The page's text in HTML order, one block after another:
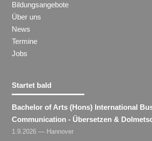
Bildungsangebote
Über uns
News
Termine
Jobs
Startet bald
Bachelor of Arts (Hons) International
Communication - Übersetzen &
1.9.2026 — Hannover